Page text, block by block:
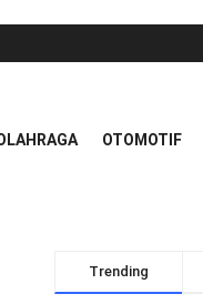
OTOMOTIF
Trending